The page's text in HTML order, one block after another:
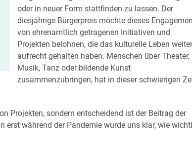
oder in neuer Form stattfinden zu lassen. Der
diesjährige Bürgerpreis möchte dieses
von ehrenamtlich getragenen Initiativen und
Projekten belohnen, die das kulturelle Leben weiter
aufrecht gehalten haben. Menschen über Theater,
Musik, Tanz oder bildende Kunst
zusammenzubringen, hat in dieser schwierigen
Projekten, sondern entscheidend ist der Beitrag der
erst während der Pandemie wurde uns klar, wie